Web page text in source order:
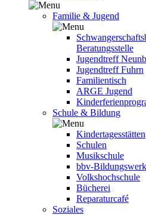
Familie & Jugend
Beratungsstelle
Jugendtreff
Jugendtreff Fuhrn
Familientisch
ARGE Jugend
Schule & Bildung
Kindertagesstätten
Schulen
Musikschule
bbv-Bildungswerk
Volkshochschule
Bücherei
Reparaturcafé
Soziales